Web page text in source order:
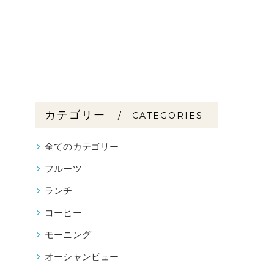
カテゴリー CATEGORIES
全てのカテゴリー
フルーツ
ランチ
コーヒー
モーニング
オーシャンビュー